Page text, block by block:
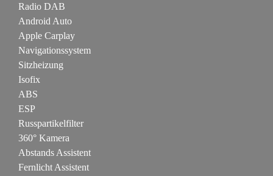
Radio DAB
Android Auto
Apple Carplay
Navigationssystem
Sitzheizung
Isofix
ABS
ESP
Russpartikelfilter
360° Kamera
Abstands Assistent
Fernlicht Assistent